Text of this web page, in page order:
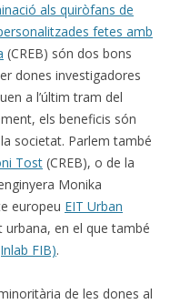
als quiròfans de
fetes amb
(CREB) són dos bons
dones investigadores
a l’últim tram del
els beneficis són
societat. Parlem també
Tost (CREB), o de la
Monika
europeu EIT Urban
en el que també
FIB).
de les dones al